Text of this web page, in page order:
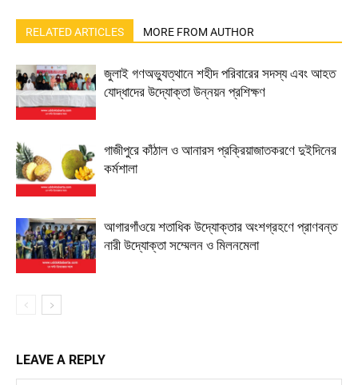
RELATED ARTICLES MORE FROM AUTHOR
জুলাই গণঅভ্যুত্থানে শহীদ পরিবারের সদস্য এবং আহত
যোদ্ধাদের উদ্যোক্তা উন্নয়ন প্রশিক্ষণ
গাজীপুরে কাঁঠাল ও আনারস প্রক্রিয়াজাতকরণে দুইদিনের
কর্মশালা
আগারগাঁওয়ে শতাধিক উদ্যোক্তার অংশগ্রহণে প্রাণবন্ত
নারী উদ্যোক্তা সম্মেলন ও মিলনমেলা
LEAVE A REPLY